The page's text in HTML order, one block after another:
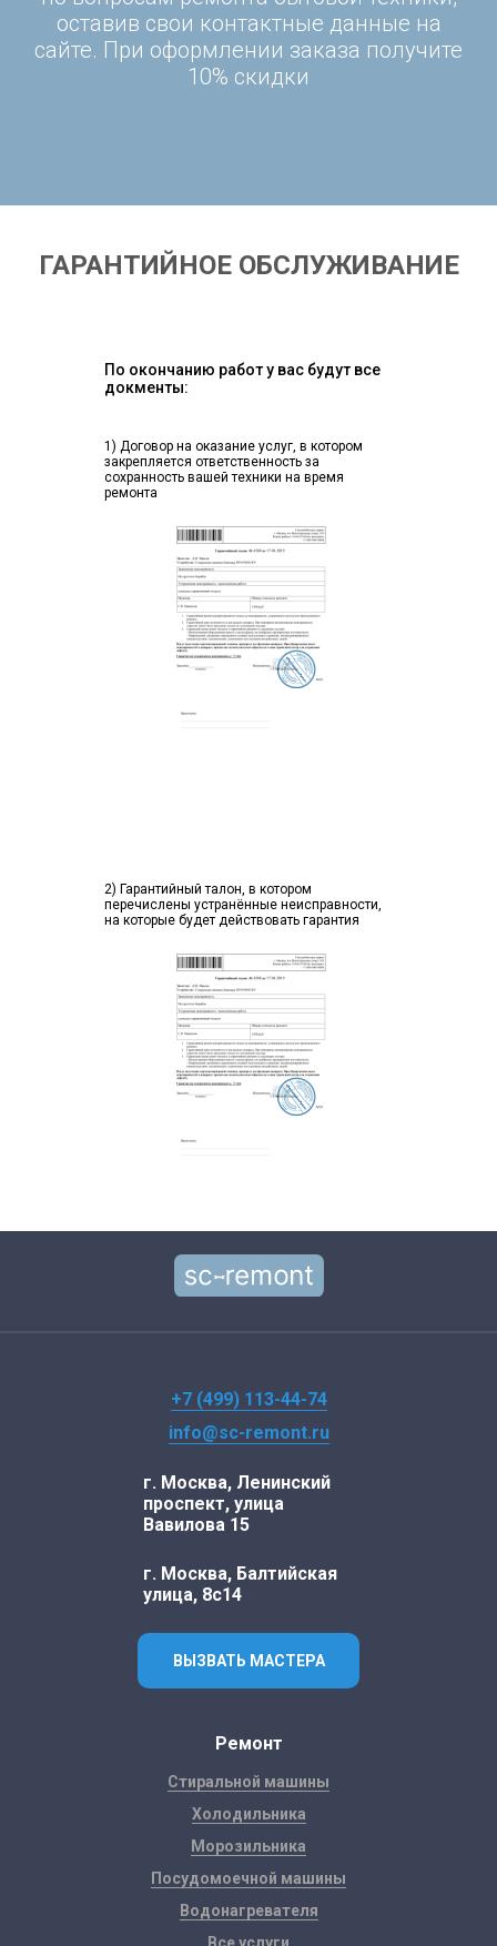
оставив свои контактные данные на
сайте. При оформлении заказа получите
10% скидки
ГАРАНТИЙНОЕ ОБСЛУЖИВАНИЕ
По окончанию работ у вас будут все
докменты:
1) Договор на оказание услуг, в котором
закрепляется ответственность за
сохранность вашей техники на время
ремонта
2) Гарантийный талон, в котором
перечислены устранённые неисправности,
на которые будет действовать гарантия
+7 (499) 113-44-74
info@sc-remont.ru
г. Москва, Ленинский
проспект, улица
Вавилова 15
г. Москва, Балтийская
улица, 8с14
ВЫЗВАТЬ МАСТЕРА
Ремонт
Стиральной машины
Холодильника
Морозильника
Посудомоечной машины
Водонагревателя